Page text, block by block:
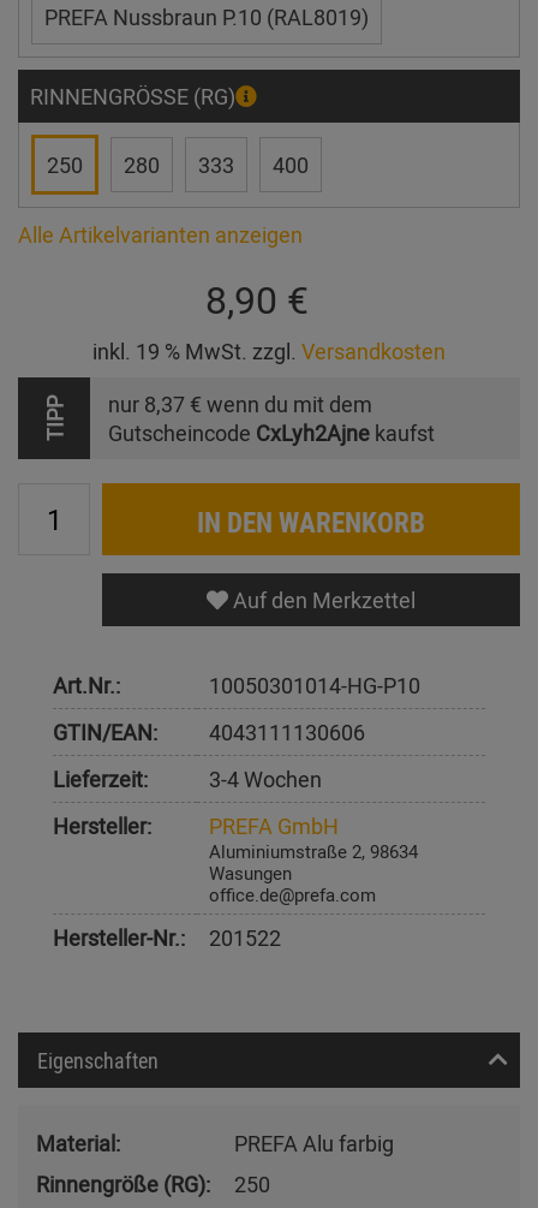
PREFA Nussbraun P.10 (RAL8019)
RINNENGRÖSSE (RG)
250 280 333 400
Alle Artikelvarianten anzeigen
8,90 €
inkl. 19 % MwSt. zzgl. Versandkosten
TIPP nur 8,37 € wenn du mit dem
Gutscheincode CxLyh2Ajne kaufst
IN DEN WARENKORB
Auf den Merkzettel
Art.Nr.:
10050301014-HG-P10
GTIN/EAN:
4043111130606
Lieferzeit:
3-4 Wochen
Hersteller:
PREFA GmbH
Aluminiumstraße 2, 98634
Wasungen
office.de@prefa.com
Hersteller-Nr.: 201522
Eigenschaften
Material:
PREFA Alu farbig
Rinnengröße (RG):
250